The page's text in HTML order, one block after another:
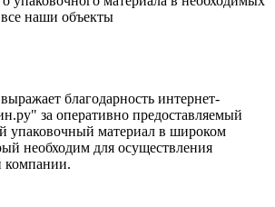
наши объекты
благодарность интернет-
за оперативно предоставляемый
упаковочный материал в широком
необходим для осуществления
компании.